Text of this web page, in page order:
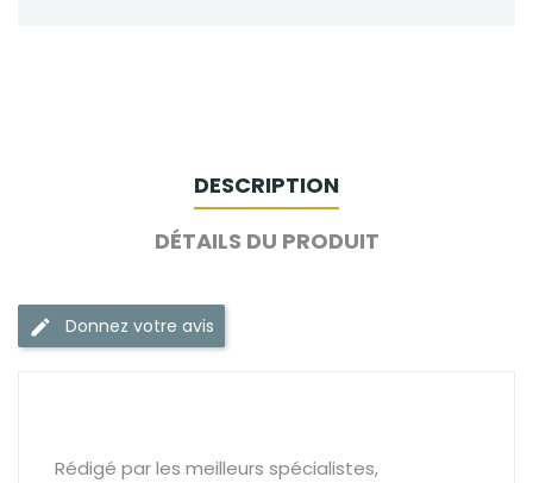
DESCRIPTION
DÉTAILS DU PRODUIT
Donnez votre avis
Rédigé par les meilleurs spécialistes,